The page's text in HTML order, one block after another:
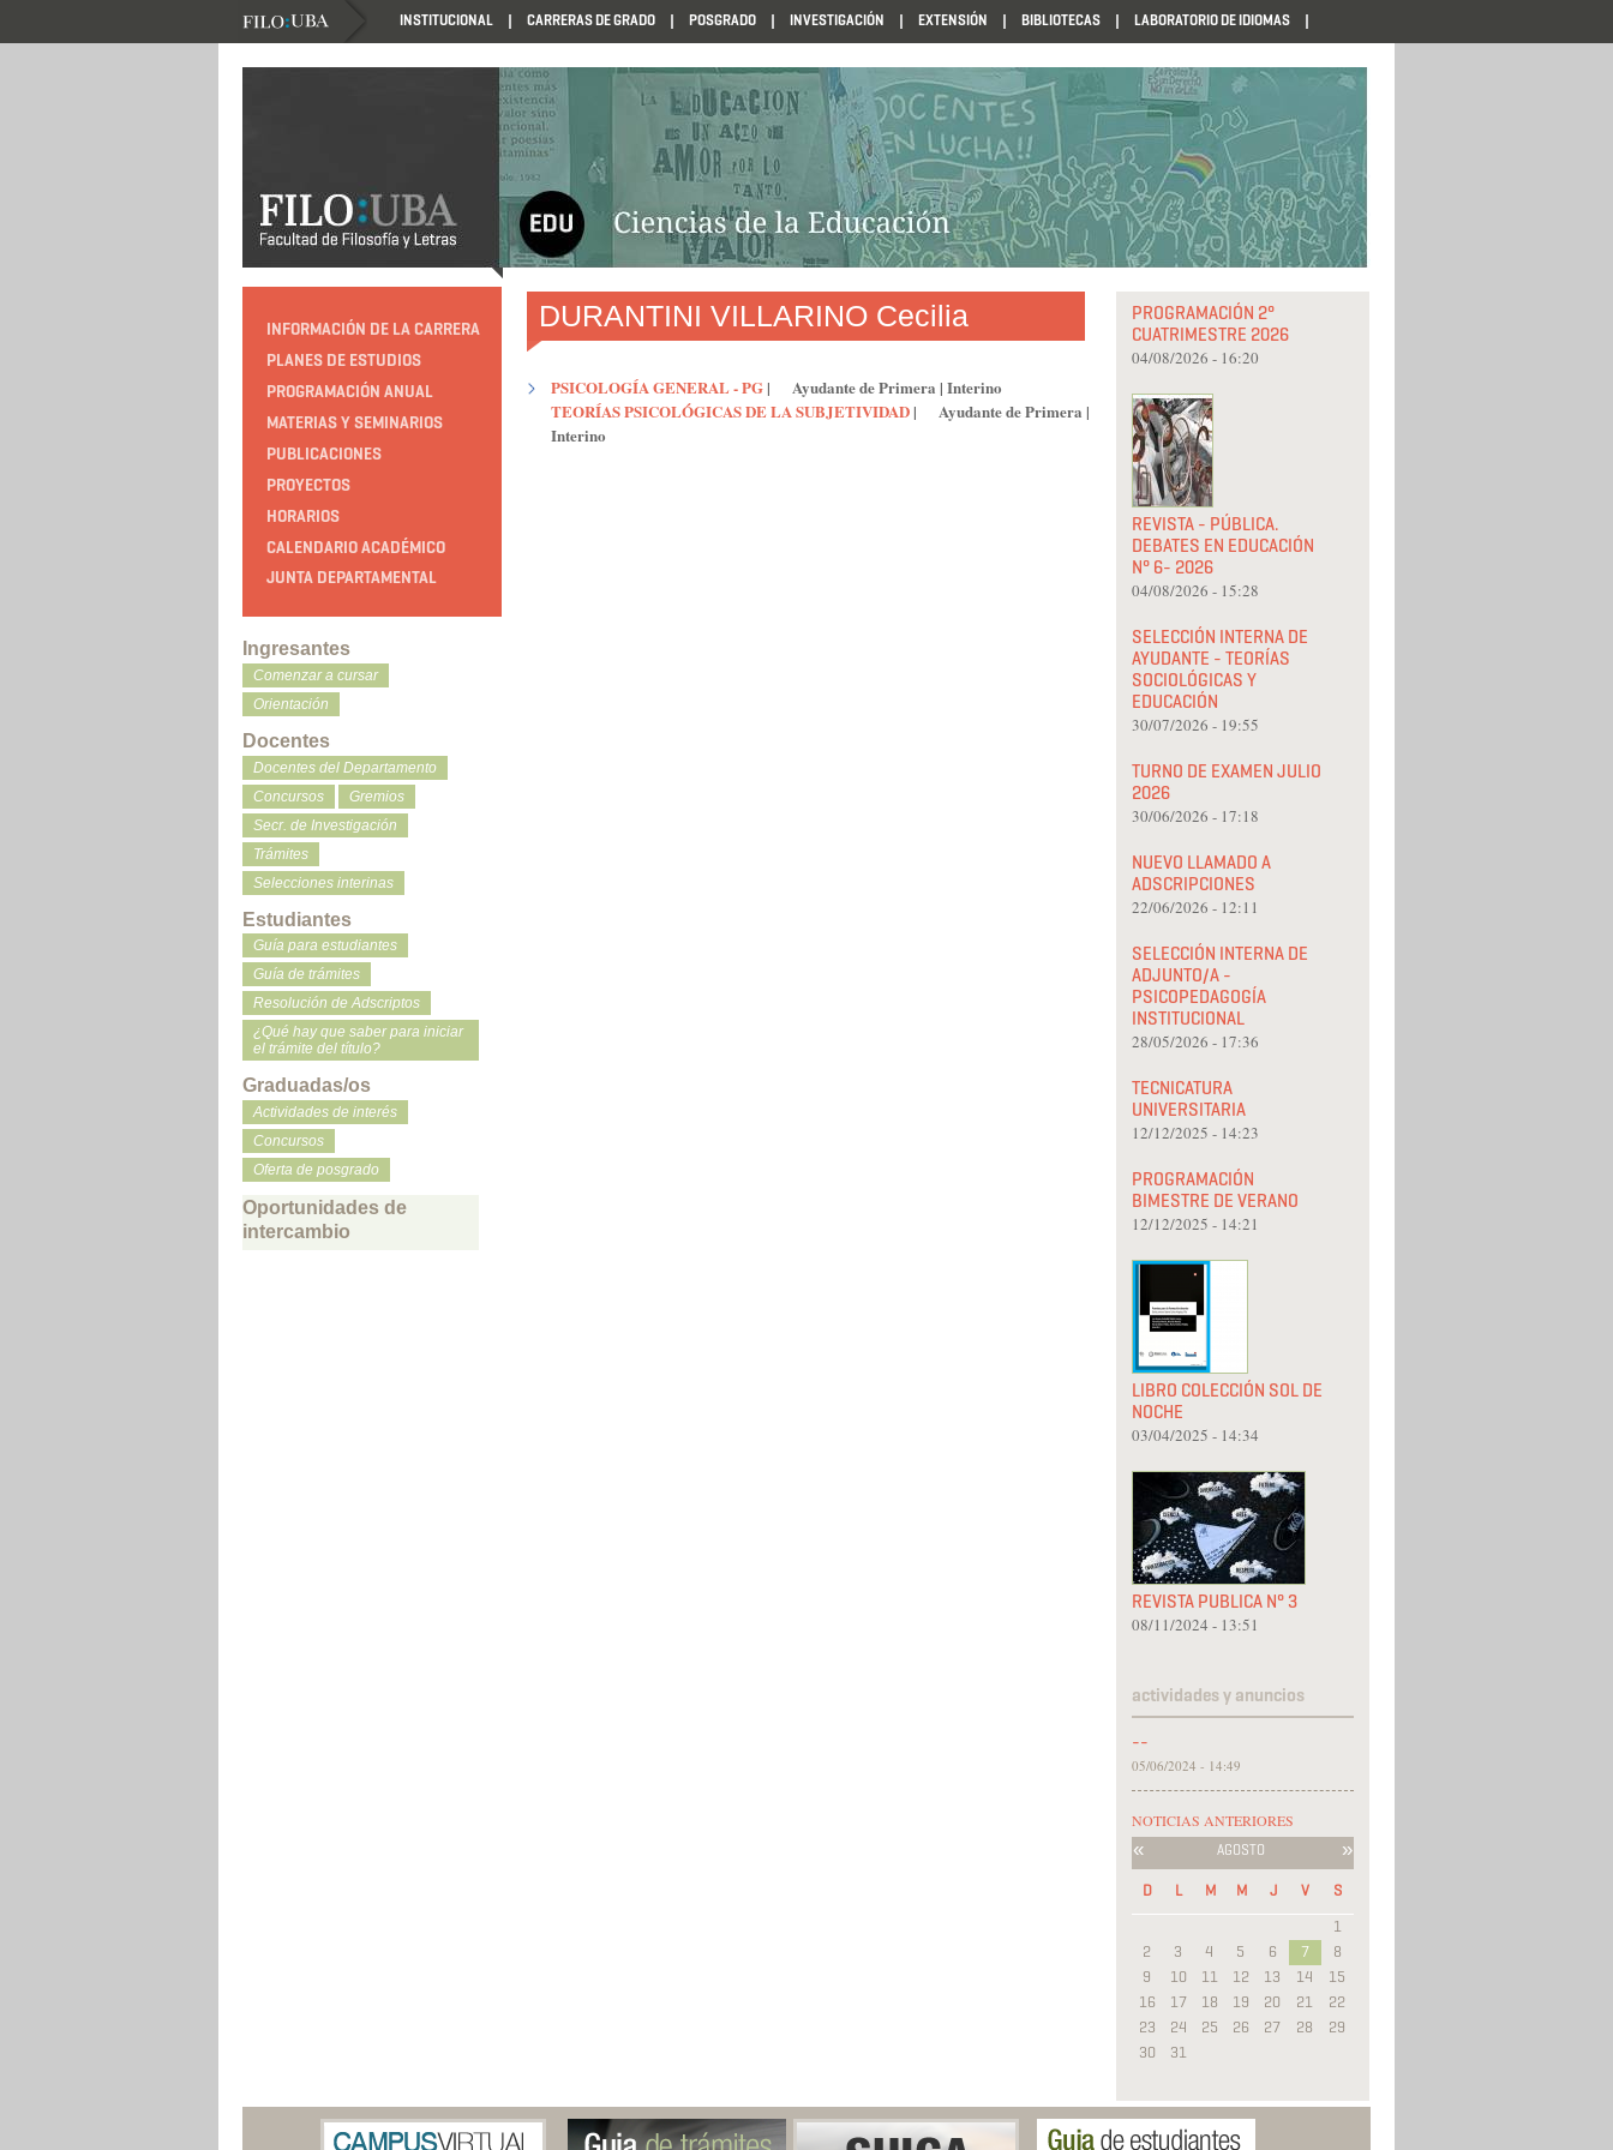
INSTITUCIONAL CARRERAS DE GRADO POSGRADO INVESTIGACIÓN EXTENSIÓN BIBLIOTECAS LABORATORIO DE IDIOMAS
HTTP://EDUCACION.FILO.UBA.AR/PROGRAMACION1985
INFORMACIÓN DE LA CARRERA
PLANES DE ESTUDIOS
PROGRAMACIÓN ANUAL
MATERIAS Y SEMINARIOS
PUBLICACIONES
PROYECTOS
HORARIOS
CALENDARIO ACADÉMICO
JUNTA DEPARTAMENTAL
Ingresantes
Comenzar a cursar
Orientación
Docentes
Docentes del Departamento
Concursos
Gremios
Secr. de Investigación
Trámites
Selecciones interinas
Estudiantes
Guía para estudiantes
Guía de trámites
Resolución de Adscriptos
¿Qué hay que saber para iniciar
el trámite del título?
Graduadas/os
Actividades de interés
Concursos
Oferta de posgrado
Oportunidades de
intercambio
PROGRAMACIÓN 2°
CUATRIMESTRE 2026
04/08/2026 - 16:20
REVISTA - PÚBLICA.
DEBATES EN EDUCACIÓN
N° 6- 2026
04/08/2026 - 15:28
SELECCIÓN INTERNA DE
AYUDANTE - TEORÍAS
SOCIOLÓGICAS Y
EDUCACIÓN
30/07/2026 - 19:55
TURNO DE EXAMEN JULIO
2026
30/06/2026 - 17:18
NUEVO LLAMADO A
ADSCRIPCIONES
22/06/2026 - 12:11
SELECCIÓN INTERNA DE
ADJUNTO/A -
PSICOPEDAGOGÍA
INSTITUCIONAL
28/05/2026 - 17:36
TECNICATURA
UNIVERSITARIA
12/12/2025 - 14:23
PROGRAMACIÓN
BIMESTRE DE VERANO
12/12/2025 - 14:21
LIBRO COLECCIÓN SOL DE
NOCHE
03/04/2025 - 14:34
REVISTA PUBLICA N° 3
08/11/2024 - 13:51
actividades y anuncios
--
05/06/2024 - 14:49
NOTICIAS ANTERIORES
« AGOSTO »
D L M M J V
S
1
2
3 4 5 6 7
8
9
10 11 12 13 14
15
16
17 18 19 20 21
22
23
24 25 26 27 28
29
30
31
DURANTINI VILLARINO Cecilia
PSICOLOGÍA GENERAL - PG| Ayudante de Primera | Interino
TEORÍAS PSICOLÓGICAS DE LA SUBJETIVIDAD| Ayudante de Primera |
Interino